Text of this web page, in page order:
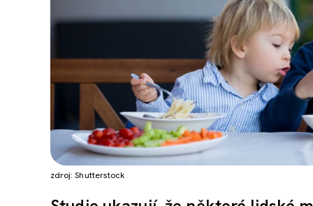
zdroj: Shutterstock